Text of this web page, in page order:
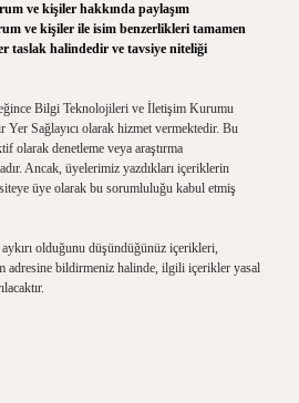
ve kişiler hakkında paylaşım
ve kişiler ile isim benzerlikleri tamamen
taslak halindedir ve tavsiye niteliği
Bilgi Teknolojileri ve İletişim Kurumu
Yer Sağlayıcı olarak hizmet vermektedir. Bu
olarak denetleme veya araştırma
Ancak, üyelerimiz yazdıkları içeriklerin
üye olarak bu sorumluluğu kabul etmiş
olduğunu düşündüğünüz içerikleri,
adresine bildirmeniz halinde, ilgili içerikler yasal